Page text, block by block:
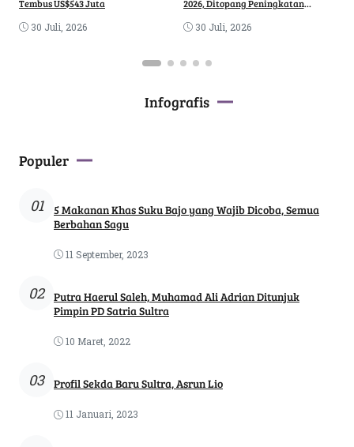
Tembus US$543 Juta
30 Juli, 2026
2026, Ditopang Peningkatan
30 Juli, 2026
Infografis
Populer
01
5 Makanan Khas Suku Bajo yang Wajib Dicoba, Semua
Berbahan Sagu
11 September, 2023
02
Putra Haerul Saleh, Muhamad Ali Adrian Ditunjuk
Pimpin PD Satria Sultra
10 Maret, 2022
03 Profil Sekda Baru Sultra, Asrun Lio
11 Januari, 2023